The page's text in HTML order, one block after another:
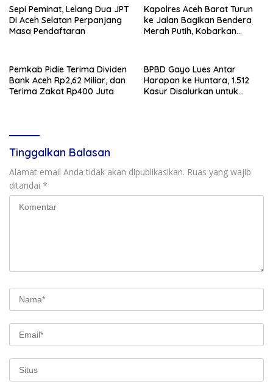
Sepi Peminat, Lelang Dua JPT
Di Aceh Selatan Perpanjang
Masa Pendaftaran
Kapolres Aceh Barat Turun
ke Jalan Bagikan Bendera
Merah Putih, Kobarkan
Pemkab Pidie Terima Dividen
Bank Aceh Rp2,62 Miliar, dan
Terima Zakat Rp400 Juta
BPBD Gayo Lues Antar
Harapan ke Huntara, 1.512
Kasur Disalurkan untuk
Tinggalkan Balasan
Alamat email Anda tidak akan dipublikasikan. Ruas yang wajib
ditandai *